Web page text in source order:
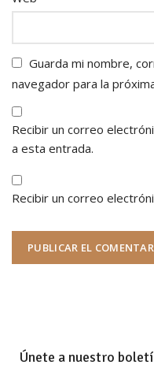
Guarda mi nombre,
navegador para la
Recibir un correo
a esta entrada.
Recibir un correo
Únete a nuestro